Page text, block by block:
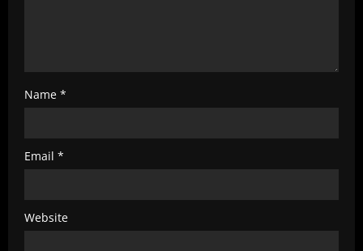
Name *
Email *
Website